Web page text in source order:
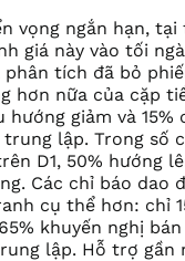
vọng ngắn hạn, tại
giá này vào tối
phân tích đã bỏ
hơn nữa của cặp
hướng giảm và 15%
lập. Trong số
D1, 50% hướng
Các chỉ báo dao
cụ thể hơn: chỉ
khuyến nghị bán
lập. Hỗ trợ gần